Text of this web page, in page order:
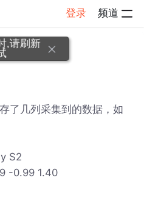
登录 频道
了几列采集到的数据，如
S2
-0.99 1.40
,请刷新